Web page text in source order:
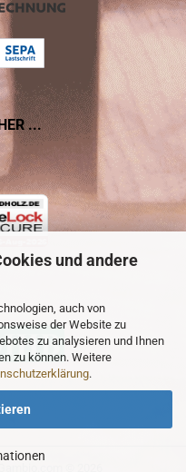
und andere
auch von
der Website zu
zu analysieren und Ihnen
zu können. Weitere
.
...